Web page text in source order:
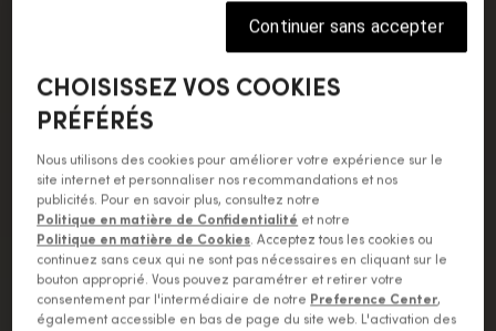
CHOISISSEZ VOS COOKIES
PRÉFÉRÉS
Nous utilisons des cookies pour améliorer votre expérience sur le
site internet et personnaliser nos recommandations et nos
publicités. Pour en savoir plus, consultez notre
Politique en matière de Confidentialité et notre
Politique en matière de Cookies. Acceptez tous les cookies ou
continuez sans ceux qui ne sont pas nécessaires en cliquant sur le
bouton approprié. Vous pouvez paramétrer et retirer votre
consentement par l'intermédiaire de notre Preference Center,
également accessible en bas de page du site web. L'activation des
Continuer sans accepter